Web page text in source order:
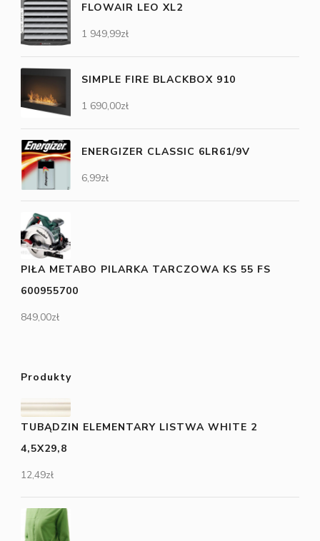
FLOWAIR LEO XL2
1 949,99zł
SIMPLE FIRE BLACKBOX 910
1 690,00zł
ENERGIZER CLASSIC 6LR61/9V
6,99zł
PIŁA METABO PILARKA TARCZOWA KS 55 FS
600955700
849,00zł
Produkty
TUBĄDZIN ELEMENTARY LISTWA WHITE 2
4,5X29,8
12,49zł